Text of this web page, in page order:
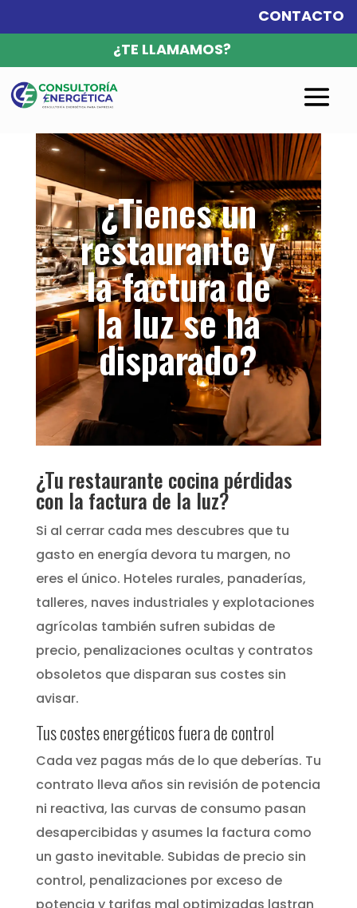
CONTACTO
¿TE LLAMAMOS?
¿Tienes un
restaurante y
la factura de
la luz se ha
disparado?
¿Tu restaurante cocina pérdidas
con la factura de la luz?
Si al cerrar cada mes descubres que tu
gasto en energía devora tu margen, no
eres el único. Hoteles rurales, panaderías,
talleres, naves industriales y explotaciones
agrícolas también sufren subidas de
precio, penalizaciones ocultas y contratos
obsoletos que disparan sus costes sin
avisar.
Tus costes energéticos fuera de control
Cada vez pagas más de lo que deberías. Tu
contrato lleva años sin revisión de potencia
ni reactiva, las curvas de consumo pasan
desapercibidas y asumes la factura como
un gasto inevitable. Subidas de precio sin
control, penalizaciones por exceso de
potencia y tarifas mal optimizadas lastran